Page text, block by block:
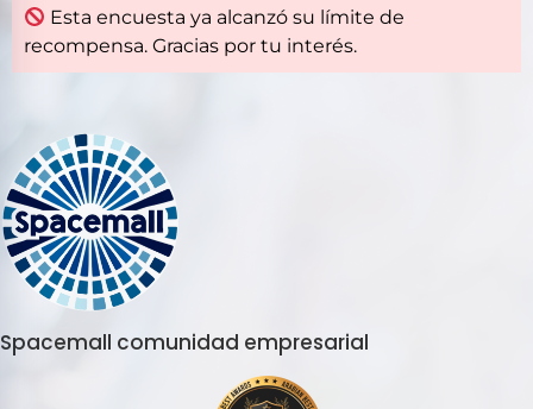
Esta encuesta ya alcanzó su límite de
recompensa. Gracias por tu interés.
Spacemall comunidad empresarial